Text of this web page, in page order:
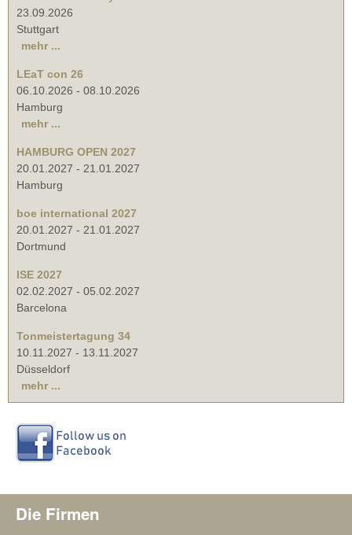
23.09.2026
Stuttgart
mehr ...
LEaT con 26
06.10.2026 - 08.10.2026
Hamburg
mehr ...
HAMBURG OPEN 2027
20.01.2027 - 21.01.2027
Hamburg
boe international 2027
20.01.2027 - 21.01.2027
Dortmund
ISE 2027
02.02.2027 - 05.02.2027
Barcelona
Tonmeistertagung 34
10.11.2027 - 13.11.2027
Düsseldorf
mehr ...
Die Firmen